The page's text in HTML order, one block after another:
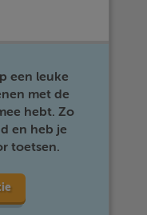
een leuke
met de
hebt. Zo
en heb je
toetsen.